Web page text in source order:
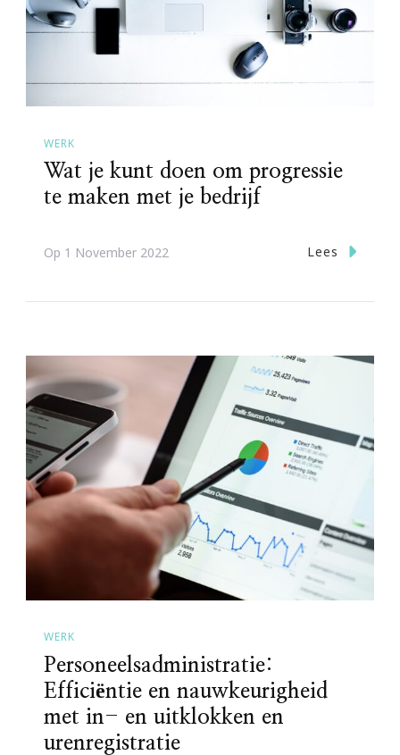
WERK
Wat je kunt doen om progressie
te maken met je bedrijf
Op 1 November 2022 Lees
WERK
Personeelsadministratie:
Efficiëntie en nauwkeurigheid
met in- en uitklokken en
urenregistratie